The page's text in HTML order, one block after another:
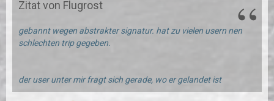
Zitat von Flugrost
gebannt wegen abstrakter signatur. hat zu vielen usern nen
schlechten trip gegeben.
der user unter mir fragt sich gerade, wo er gelandet ist